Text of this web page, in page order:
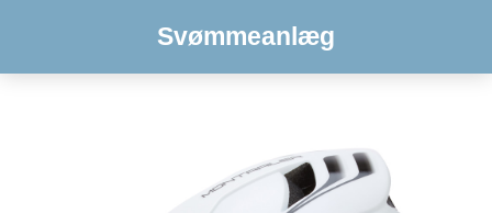
Svømmeanlæg